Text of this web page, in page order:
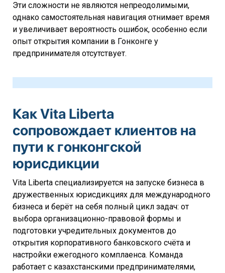
Эти сложности не являются непреодолимыми,
однако самостоятельная навигация отнимает время
и увеличивает вероятность ошибок, особенно если
опыт открытия компании в Гонконге у
предпринимателя отсутствует.
Как Vita Liberta
сопровождает клиентов на
пути к гонконгской
юрисдикции
Vita Liberta специализируется на запуске бизнеса в
дружественных юрисдикциях для международного
бизнеса и берёт на себя полный цикл задач: от
выбора организационно-правовой формы и
подготовки учредительных документов до
открытия корпоративного банковского счёта и
настройки ежегодного комплаенса. Команда
работает с казахстанскими предпринимателями,